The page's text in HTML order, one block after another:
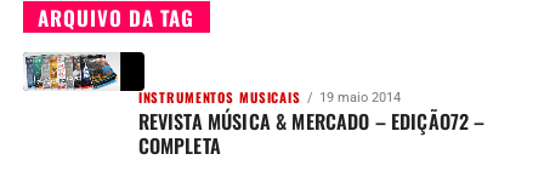
ARQUIVO DA TAG
INSTRUMENTOS MUSICAIS 19 maio 2014
REVISTA MÚSICA & MERCADO – EDIÇÃO72 –
COMPLETA